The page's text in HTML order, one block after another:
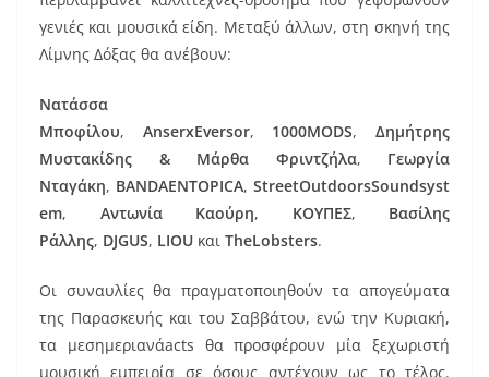
γενιές και μουσικά είδη. Μεταξύ άλλων, στη σκηνή της
Λίμνης Δόξας θα ανέβουν:
Νατάσσα
Μποφίλου, AnserxEversor, 1000MODS,Δημήτρης
Μυστακίδης & Μάρθα Φριντζήλα, Γεωργία
Νταγάκη, BANDAENTOPICA, StreetOutdoorsSoundsyst
em, Αντωνία Καούρη, ΚΟΥΠΕΣ, Βασίλης
Ράλλης, DJGUS, LIOU και TheLobsters.
Οι συναυλίες θα πραγματοποιηθούν τα απογεύματα
της Παρασκευής και του Σαββάτου, ενώ την Κυριακή,
τα μεσημεριανάacts θα προσφέρουν μία ξεχωριστή
μουσική εμπειρία σε όσους αντέχουν ως το τέλος.